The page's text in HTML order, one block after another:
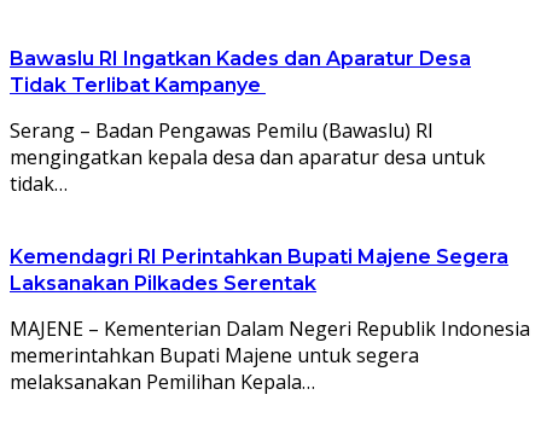
Bawaslu RI Ingatkan Kades dan Aparatur Desa
Tidak Terlibat Kampanye
Serang – Badan Pengawas Pemilu (Bawaslu) RI
mengingatkan kepala desa dan aparatur desa untuk
tidak…
Kemendagri RI Perintahkan Bupati Majene Segera
Laksanakan Pilkades Serentak
MAJENE – Kementerian Dalam Negeri Republik Indonesia
memerintahkan Bupati Majene untuk segera
melaksanakan Pemilihan Kepala…